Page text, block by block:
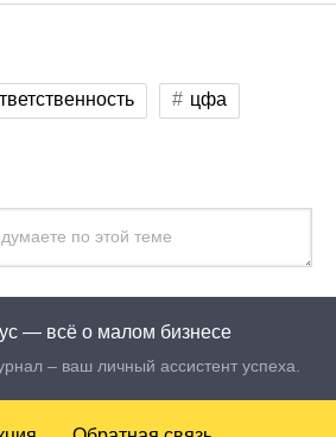
цфа
— всё о малом бизнесе
– ваш личный ассистент успеха.